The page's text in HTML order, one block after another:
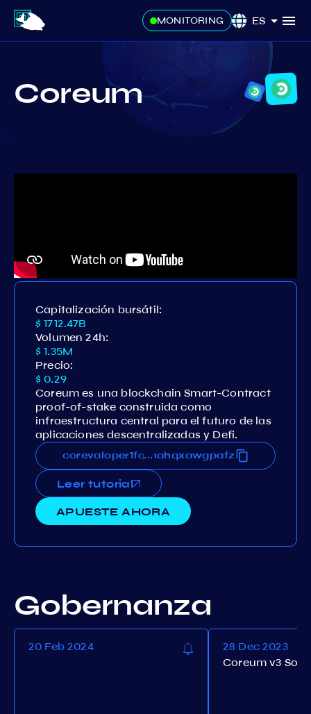
MONITORING ES
Coreum
Capitalización bursátil:
$ 1712.47B
Volumen 24h:
$ 1.35M
Precio:
$ 0.29
Coreum es una blockchain Smart-Contract
proof-of-stake construida como
infraestructura central para el futuro de las
aplicaciones descentralizadas y Defi.
...
Leer tutorial
APUESTE AHORA
Gobernanza
20 Feb 2024
28 Dec 2023
Coreum v3